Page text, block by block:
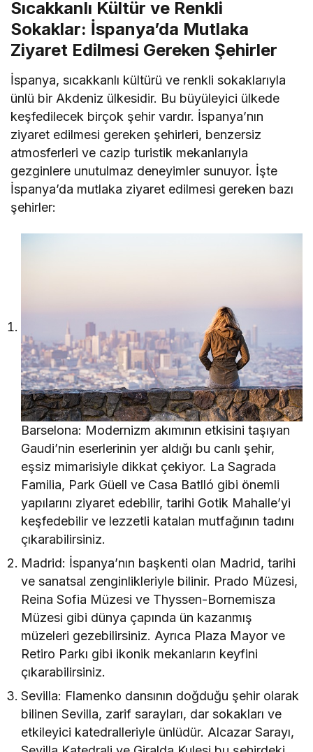
Sıcakkanlı Kültür ve Renkli
Sokaklar: İspanya’da Mutlaka
Ziyaret Edilmesi Gereken Şehirler
İspanya, sıcakkanlı kültürü ve renkli sokaklarıyla
ünlü bir Akdeniz ülkesidir. Bu büyüleyici ülkede
keşfedilecek birçok şehir vardır. İspanya’nın
ziyaret edilmesi gereken şehirleri, benzersiz
atmosferleri ve cazip turistik mekanlarıyla
gezginlere unutulmaz deneyimler sunuyor. İşte
İspanya’da mutlaka ziyaret edilmesi gereken bazı
şehirler:
Barselona: Modernizm akımının etkisini taşıyan
Gaudi’nin eserlerinin yer aldığı bu canlı şehir,
eşsiz mimarisiyle dikkat çekiyor. La Sagrada
Familia, Park Güell ve Casa Batlló gibi önemli
yapılarını ziyaret edebilir, tarihi Gotik Mahalle’yi
keşfedebilir ve lezzetli katalan mutfağının tadını
çıkarabilirsiniz.
Madrid: İspanya’nın başkenti olan Madrid, tarihi
ve sanatsal zenginlikleriyle bilinir. Prado Müzesi,
Reina Sofia Müzesi ve Thyssen-Bornemisza
Müzesi gibi dünya çapında ün kazanmış
müzeleri gezebilirsiniz. Ayrıca Plaza Mayor ve
Retiro Parkı gibi ikonik mekanların keyfini
çıkarabilirsiniz.
Sevilla: Flamenko dansının doğduğu şehir olarak
bilinen Sevilla, zarif sarayları, dar sokakları ve
etkileyici katedralleriyle ünlüdür. Alcazar Sarayı,